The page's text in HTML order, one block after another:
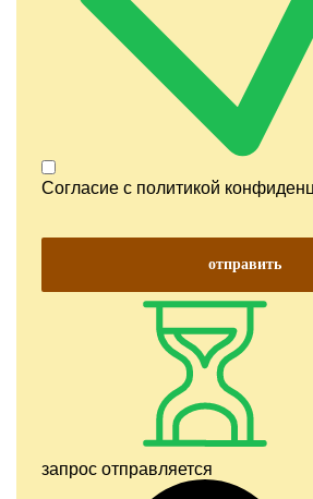
Согласие с политикой
отправить
запрос отправляется